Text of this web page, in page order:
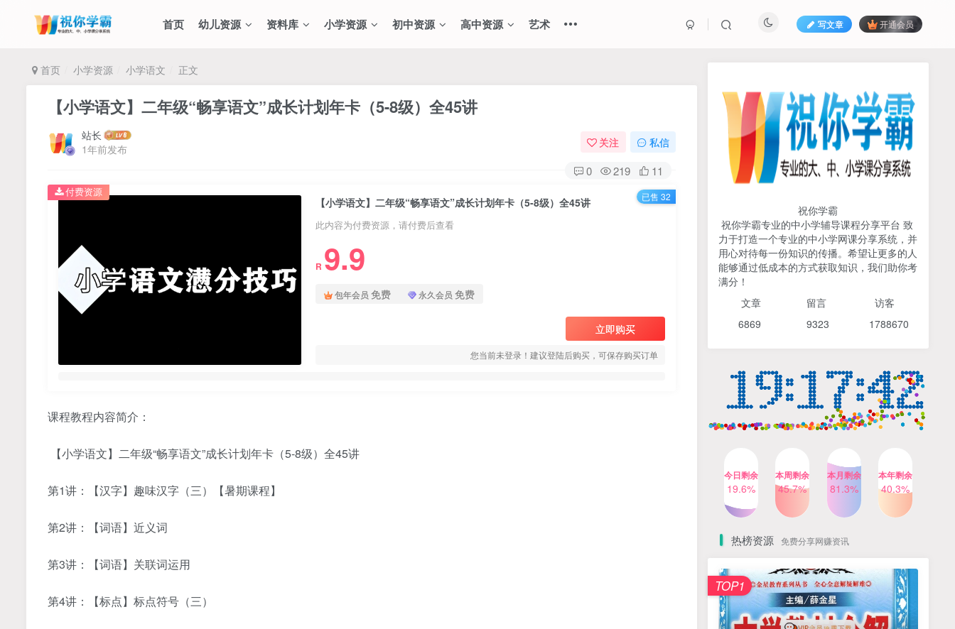
首页 幼儿资源 资料库 小学资源 初中资源 高中资源 艺术 写文章 开通会员
首页 小学资源 小学语文 正文
【小学语文】二年级“畅享语文”成长计划年卡（5-8级）全45讲
站长
1年前发布
关注 私信
0 219 11
【小学语文】二年级“畅享语文”成长计划年卡（5-8级）全45讲
此内容为付费资源，请付费后查看
R 9.9
包年会员 免费 永久会员 免费
立即购买
您当前未登录！建议登陆后购买，可保存购买订单
付费资源 已售 32
课程教程内容简介：
【小学语文】二年级“畅享语文”成长计划年卡（5-8级）全45讲
第1讲：【汉字】趣味汉字（三）【暑期课程】
第2讲：【词语】近义词
第3讲：【词语】关联词运用
第4讲：【标点】标点符号（三）
713人已阅读
初中《中学教材全解》2025-2026七八九
TOP1
2026版《浙大优辅》数学公
式定理导引（小学+初中+高
中全套）PDF
3个月前 497人已阅读
TOP2
（分龄版/年龄阶段分类）
4个月前 487人已阅读
3个月前 420人已阅读
清华帅爸数学思维（抖音）|
小学+初中课程视频合集
TOP5
乐乐课堂小学奥数1-6年级
动画课程715集+配套练习册
高清PDF
6个月前 412人已阅读
祝你学霸
祝你学霸专业的中小学辅导课程分享平台 致
力于打造一个专业的中小学网课分享系统，并
用心对待每一份知识的传播。希望让更多的人
能够通过低成本的方式获取知识，我们助你考
满分！
文章 留言 访客
6869 9323 1788670
今日剩余
19.6%
本周剩余
45.7%
本月剩余
81.3%
本年剩余
40.3%
热榜资源 免费分享网赚资讯
TOP1